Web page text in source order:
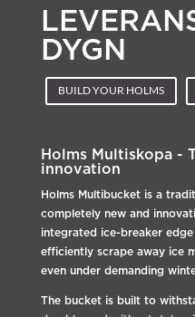
DYGN
BUILD YOUR HOLMS
Holms Multiskopa -
innovation
Holms Multibucket is a
completely new and
integrated ice-breaker
efficiently scrape away ice
even under demanding
The bucket is built to